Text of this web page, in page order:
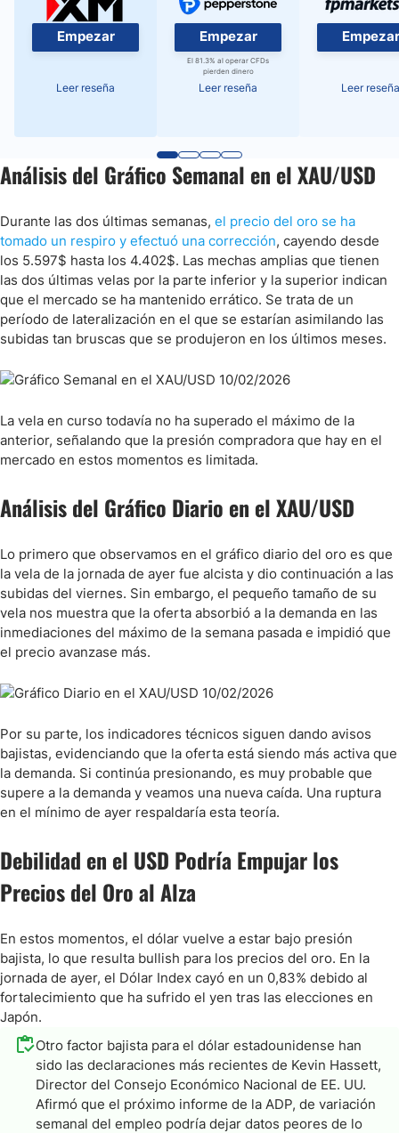
Empezar
Leer reseña
Empezar
El 81.3% al operar CFDs
pierden dinero
Leer reseña
Empezar
Leer reseña
Análisis del Gráfico Semanal en el XAU/USD
Durante las dos últimas semanas, el precio del oro se ha
tomado un respiro y efectuó una corrección, cayendo desde
los 5.597$ hasta los 4.402$. Las mechas amplias que tienen
las dos últimas velas por la parte inferior y la superior indican
que el mercado se ha mantenido errático. Se trata de un
período de lateralización en el que se estarían asimilando las
subidas tan bruscas que se produjeron en los últimos meses.
La vela en curso todavía no ha superado el máximo de la
anterior, señalando que la presión compradora que hay en el
mercado en estos momentos es limitada.
Análisis del Gráfico Diario en el XAU/USD
Lo primero que observamos en el gráfico diario del oro es que
la vela de la jornada de ayer fue alcista y dio continuación a las
subidas del viernes. Sin embargo, el pequeño tamaño de su
vela nos muestra que la oferta absorbió a la demanda en las
inmediaciones del máximo de la semana pasada e impidió que
el precio avanzase más.
Por su parte, los indicadores técnicos siguen dando avisos
bajistas, evidenciando que la oferta está siendo más activa que
la demanda. Si continúa presionando, es muy probable que
supere a la demanda y veamos una nueva caída. Una ruptura
en el mínimo de ayer respaldaría esta teoría.
Debilidad en el USD Podría Empujar los
Precios del Oro al Alza
En estos momentos, el dólar vuelve a estar bajo presión
bajista, lo que resulta bullish para los precios del oro. En la
jornada de ayer, el Dólar Index cayó en un 0,83% debido al
fortalecimiento que ha sufrido el yen tras las elecciones en
Japón.
Otro factor bajista para el dólar estadounidense han
sido las declaraciones más recientes de Kevin Hassett,
Director del Consejo Económico Nacional de EE. UU.
Afirmó que el próximo informe de la ADP, de variación
semanal del empleo podría dejar datos peores de lo